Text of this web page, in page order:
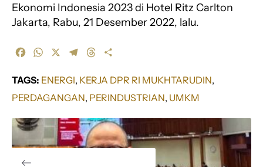
Ekonomi Indonesia 2023 di Hotel Ritz Carlton
Jakarta, Rabu, 21 Desember 2022, lalu.
c
b
o
o
k
W
a
s
A
p
p
l
g
r
a
m
r
a
d
s
a
e
TAGS: ENERGI, KERJA DPR RI MUKHTARUDIN
PERDAGANGAN, PERINDUSTRIAN, UMKM